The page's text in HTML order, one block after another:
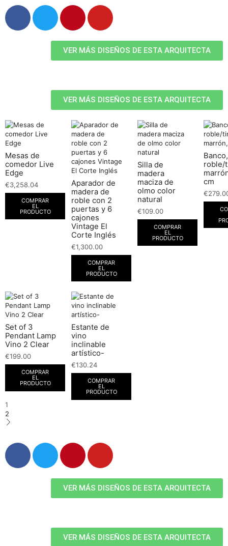
VER MÁS DISEÑOS DE ESTA ARQUITECTA
VER MÁS DISEÑOS DE ESTA ARQUITECTA
Mesas de
comedor Live
Edge
€3,258.04
COMPRAR
EL
PRODUCTO
Aparador de
madera de
roble con 2
puertas y 6
cajones
Vintage El
Corte Inglés
€1,300.00
COMPRAR
EL
PRODUCTO
Silla de
madera
maciza de
olmo color
natural
€109.00
COMPRAR
EL
PRODUCTO
roble/
cm
€
Set of 3
Pendant Lamp
Vino 2 Clear
€199.00
COMPRAR
EL
PRODUCTO
Estante de
vino
inclinable
artístico-
€130.24
COMPRAR
EL
PRODUCTO
1
2
VER MÁS DISEÑOS DE ESTA ARQUITECTA
VER MÁS DISEÑOS DE ESTA ARQUITECTA